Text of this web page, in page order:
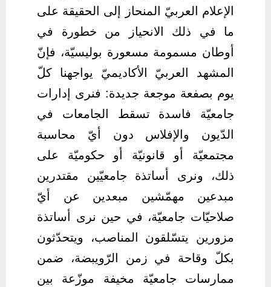
الإعلام العربيّ المنحاز إلى الحقيقة على
ما في ذلك الانحياز من خطورة في
أوطان مسمومة مسعورة بوليسيّة، فإنّ
المشهد العربيّ الأكاديميّ يواجهنا كلّ
يوم بصفعة موجعة جديدة: فنرى إدارات
جامعيّة فاسدة تسقط الجامعات في
الدّيون والإفلاس دون أيّ محاسبة
مجتمعيّة أو قانونيّة أو حكوميّة على
ذلك، ونرى أساتذة جامعيّين مقتدرين
مبدعين مهمّشين مبعدين عن أيّ
صلاحيّات جامعيّة، في حين نرى أساتذة
مزورين يتسّلقون المناصب، ويتحدّثون
بكلّ وقاحة في زمن الرّويبضة، ضمن
ممارسات جامعيّة مخيفة موزّعة بين